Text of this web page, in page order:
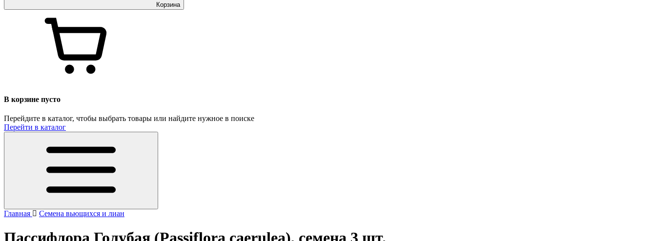
Корзина
В корзине пусто
Перейдите в каталог, чтобы выбрать товары или найдите нужное в поиске
Перейти в каталог
Главная Семена вьющихся и лиан
Пассифлора Голубая (Passiflora caerulea), семена 3 шт.